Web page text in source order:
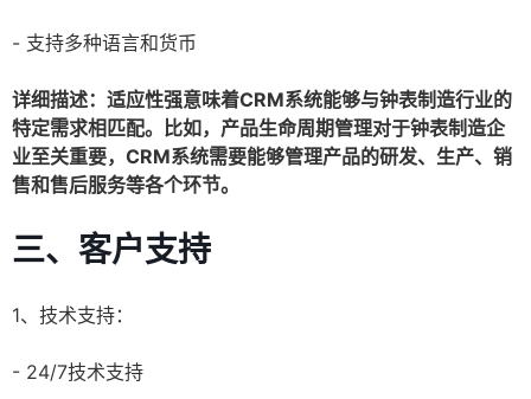
- 支持多种语言和货币
详细描述：适应性强意味着CRM系统能够与钟表制造行业的
特定需求相匹配。比如，产品生命周期管理对于钟表制造企
业至关重要，CRM系统需要能够管理产品的研发、生产、销
售和售后服务等各个环节。
三、客户支持
1、技术支持：
- 24/7技术支持